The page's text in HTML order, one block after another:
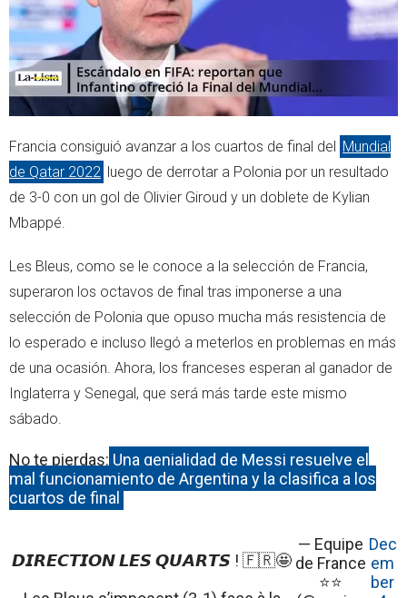
Francia consiguió avanzar a los cuartos de final del Mundial
de Qatar 2022 luego de derrotar a Polonia por un resultado
de 3-0 con un gol de Olivier Giroud y un doblete de Kylian
Mbappé.
Les Bleus, como se le conoce a la selección de Francia,
superaron los octavos de final tras imponerse a una
selección de Polonia que opuso mucha más resistencia de
lo esperado e incluso llegó a meterlos en problemas en más
de una ocasión. Ahora, los franceses esperan al ganador de
Inglaterra y Senegal, que será más tarde este mismo
sábado.
No te pierdas: Una genialidad de Messi resuelve el
mal funcionamiento de Argentina y la clasifica a los
cuartos de final
𝘿𝙄𝙍𝙀𝘾𝙏𝙄𝙊𝙉 𝙇𝙀𝙎 𝙌𝙐𝘼𝙍𝙏𝙎 ! 🇫🇷🤩
— Equipe
de France
⭐⭐
Dec
em
ber